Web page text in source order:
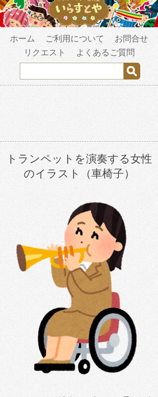
ホーム ご利用について
お問合せ
リクエスト
よくあるご質問
トランペットを演奏する女性
のイラスト（車椅子）